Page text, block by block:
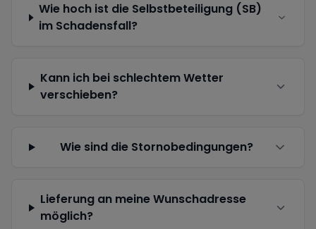
Wie hoch ist die Selbstbeteiligung (SB)
im Schadensfall?
Kann ich bei schlechtem Wetter
verschieben?
Wie sind die Stornobedingungen?
Lieferung an meine Wunschadresse
möglich?